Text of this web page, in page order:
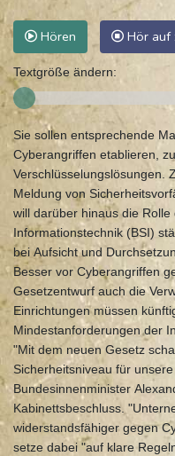
Hören Hör auf
Textgröße ändern:
Sie sollen entsprechende
Cyberangriffen etablieren,
Verschlüsselungslösungen.
Meldung von
will darüber hinaus die
Informationstechnik (BSI)
bei Aufsicht und
Besser vor Cyberangriffen
Gesetzentwurf auch die
Einrichtungen müssen
Mindestanforderungen der
"Mit dem neuen Gesetz
Sicherheitsniveau für
Bundesinnenminister
Kabinettsbeschluss.
widerstandsfähiger gegen
setze dabei "auf klare